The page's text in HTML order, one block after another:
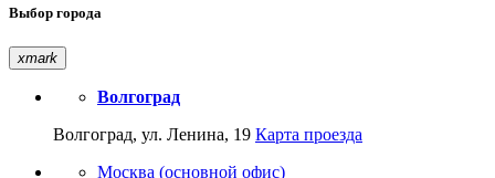
Выбор города
xmark
Волгоград
Волгоград, ул. Ленина, 19 Карта проезда
Москва (основной офис)